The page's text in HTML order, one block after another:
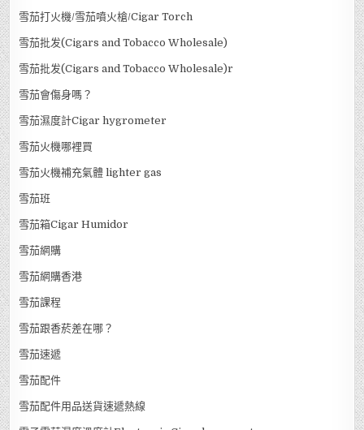
雪茄打火機/雪茄噴火槍/Cigar Torch
雪茄批发(Cigars and Tobacco Wholesale)
雪茄批发(Cigars and Tobacco Wholesale)r
雪茄會傷身嗎？
雪茄濕度計Cigar hygrometer
雪茄火機哪裡買
雪茄火機補充氣體 lighter gas
雪茄班
雪茄箱Cigar Humidor
雪茄網購
雪茄網購香港
雪茄課程
雪茄跟香菸差在哪？
雪茄速遞
雪茄配件
雪茄配件用品送貨速遞熱線